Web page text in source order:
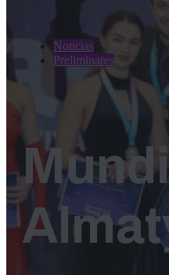
Noticias
Preliminares